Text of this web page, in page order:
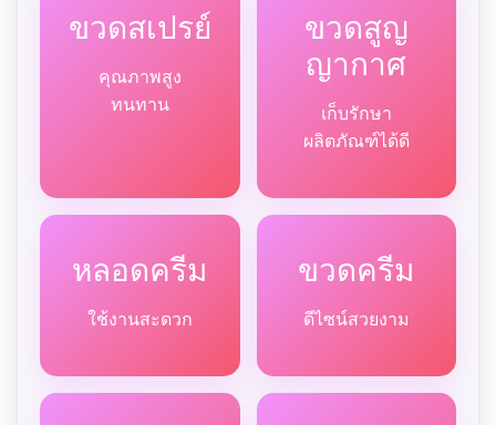
ขวดสเปรย์
คุณภาพสูง
ทนทาน
ขวดสูญ
ญากาศ
เก็บรักษา
ผลิตภัณฑ์ได้ดี
หลอดครีม
ใช้งานสะดวก
ขวดครีม
ดีไซน์สวยงาม